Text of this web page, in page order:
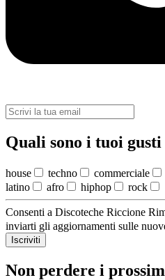
Quali sono i tuoi
house techno commerciale
latino
afro hiphop rock
Consenti a Discoteche Riccione
inviarti gli aggiornamenti sulle
Iscriviti
Non perdere i